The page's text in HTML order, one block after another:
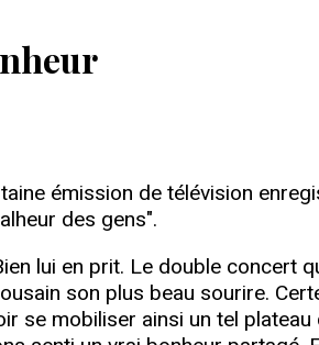
émission de télévision
des gens".
lui en prit. Le double concert
son plus beau sourire.
se mobiliser ainsi un tel